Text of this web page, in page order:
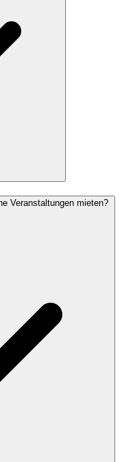
Veranstaltungen mieten?